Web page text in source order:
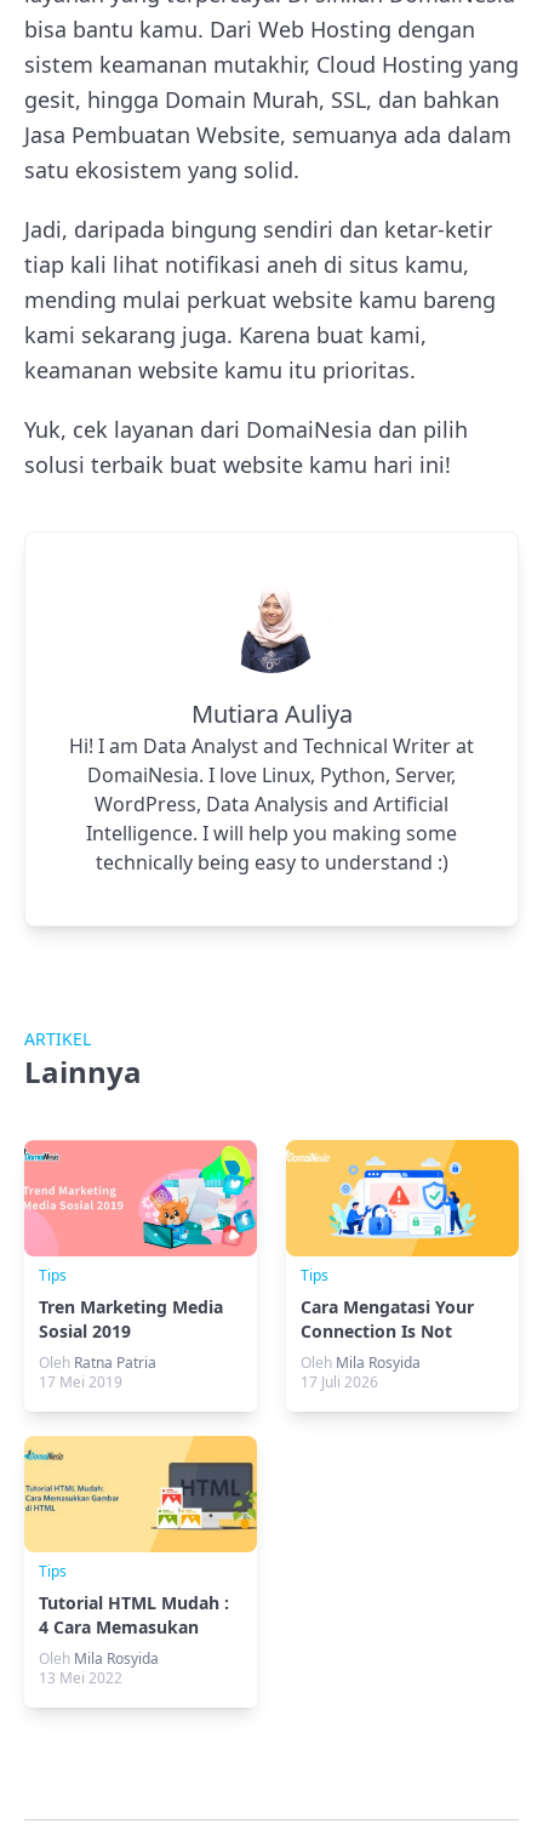
bisa bantu kamu. Dari Web Hosting dengan
sistem keamanan mutakhir, Cloud Hosting yang
gesit, hingga Domain Murah, SSL, dan bahkan
Jasa Pembuatan Website, semuanya ada dalam
satu ekosistem yang solid.
Jadi, daripada bingung sendiri dan ketar-ketir
tiap kali lihat notifikasi aneh di situs kamu,
mending mulai perkuat website kamu bareng
kami sekarang juga. Karena buat kami,
keamanan website kamu itu prioritas.
Yuk, cek layanan dari DomaiNesia dan pilih
solusi terbaik buat website kamu hari ini!
Mutiara Auliya
Hi! I am Data Analyst and Technical Writer at
DomaiNesia. I love Linux, Python, Server,
WordPress, Data Analysis and Artificial
Intelligence. I will help you making some
technically being easy to understand :)
ARTIKEL
Lainnya
Tips
Tren Marketing Media
Sosial 2019
Oleh Ratna Patria
17 Mei 2019
Tips
Cara Mengatasi Your
Connection Is Not
Private di Browser
Oleh Mila Rosyida
17 Juli 2026
Tips
Tutorial HTML Mudah :
4 Cara Memasukan
Gambar di HTML
Oleh Mila Rosyida
13 Mei 2022